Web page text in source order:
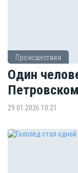
Происшествия
Один
29.01.2026 10:21